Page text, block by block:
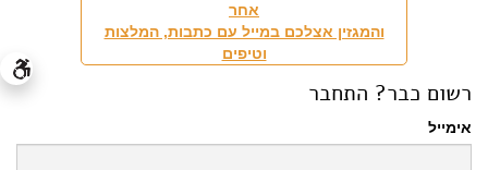
אחר
והמגזין אצלכם במייל עם כתבות, המלצות
וטיפים
רשום כבר? התחבר
אימייל